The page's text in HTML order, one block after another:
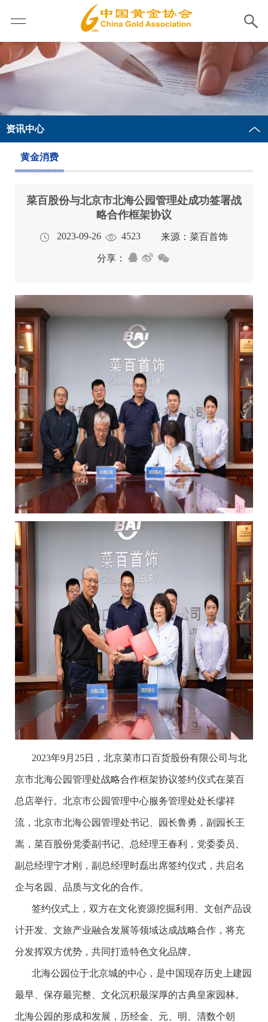
资讯中心
黄金消费
菜百股份与北京市北海公园管理处成功签署战
略合作框架协议
2023-09-26 4523 来源：菜百首饰
分享：
2023年9月25日，北京菜市口百货股份有限公司与北
京市北海公园管理处战略合作框架协议签约仪式在菜百
总店举行。北京市公园管理中心服务管理处处长缪祥
流，北京市北海公园管理处书记、园长鲁勇，副园长王
嵩，菜百股份党委副书记、总经理王春利，党委委员、
副总经理宁才刚，副总经理时磊出席签约仪式，共启名
企与名园、品质与文化的合作。
签约仪式上，双方在文化资源挖掘利用、文创产品设
计开发、文旅产业融合发展等领域达成战略合作，将充
分发挥双方优势，共同打造特色文化品牌。
北海公园位于北京城的中心，是中国现存历史上建园
最早、保存最完整、文化沉积最深厚的古典皇家园林。
北海公园的形成和发展，历经金、元、明、清数个朝